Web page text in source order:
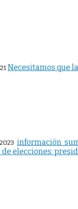
Necesitamos que
información
elecciones: